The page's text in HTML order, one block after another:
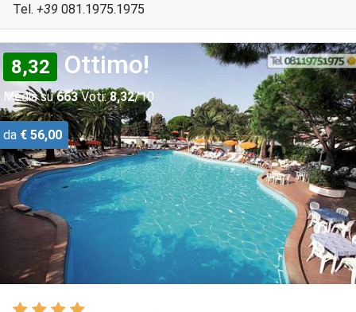
Tel. +39 081.1975.1975
8,32 Ottimo!
Media su663Voti: 8,32/10
da € 56,00